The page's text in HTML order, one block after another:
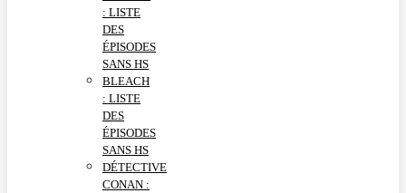
: LISTE
DES
ÉPISODES
SANS HS
BLEACH
: LISTE
DES
ÉPISODES
SANS HS
DÉTECTIVE
CONAN :